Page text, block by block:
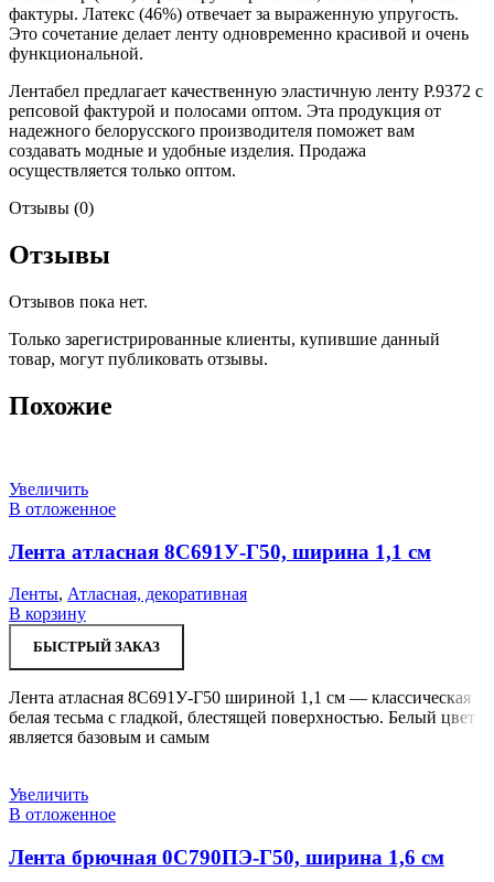
фактуры. Латекс (46%) отвечает за выраженную упругость.
Это сочетание делает ленту одновременно красивой и очень
функциональной.
Лентабел предлагает качественную эластичную ленту Р.9372 с
репсовой фактурой и полосами оптом. Эта продукция от
надежного белорусского производителя поможет вам
создавать модные и удобные изделия. Продажа
осуществляется только оптом.
Отзывы (0)
Отзывы
Отзывов пока нет.
Только зарегистрированные клиенты, купившие данный
товар, могут публиковать отзывы.
Похожие
Увеличить
В отложенное
Лента атласная 8С691У-Г50, ширина 1,1 см
Ленты, Атласная, декоративная
В корзину
БЫСТРЫЙ ЗАКАЗ
Лента атласная 8С691У-Г50 шириной 1,1 см — классическая
белая тесьма с гладкой, блестящей поверхностью. Белый цвет
является базовым и самым
Увеличить
В отложенное
Лента брючная 0С790ПЭ-Г50, ширина 1,6 см